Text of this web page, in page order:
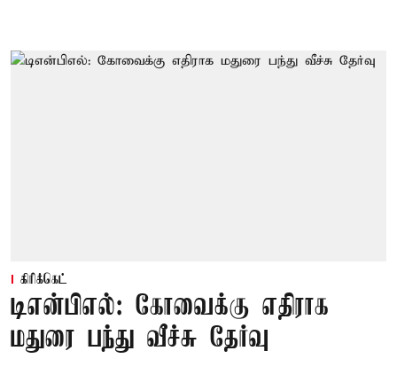
கிரிக்கெட்
டிஎன்பிஎல்: கோவைக்கு எதிராக
மதுரை பந்து வீச்சு தேர்வு